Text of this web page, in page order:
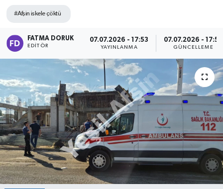
#Afşin iskele çöktü
FATMA DORUK
EDITÖR
07.07.2026 - 17:53
YAYINLANMA
07.07.2026 - 17:53
GÜNCELLEME